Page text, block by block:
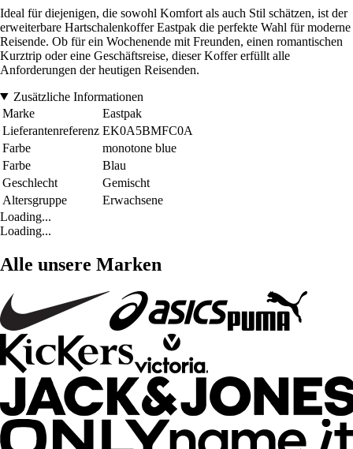
Ideal für diejenigen, die sowohl Komfort als auch Stil schätzen, ist der
erweiterbare Hartschalenkoffer Eastpak die perfekte Wahl für moderne
Reisende. Ob für ein Wochenende mit Freunden, einen romantischen
Kurztrip oder eine Geschäftsreise, dieser Koffer erfüllt alle
Anforderungen der heutigen Reisenden.
Zusätzliche Informationen
Marke
Eastpak
Lieferantenreferenz EK0A5BMFC0A
Farbe
monotone blue
Farbe
Blau
Geschlecht
Gemischt
Altersgruppe
Erwachsene
Loading...
Loading...
Alle unsere Marken